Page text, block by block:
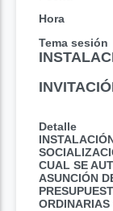
Hora
Tema sesión
Detalle
CUAL SE
ASUNCIÓN
ORDINARIAS